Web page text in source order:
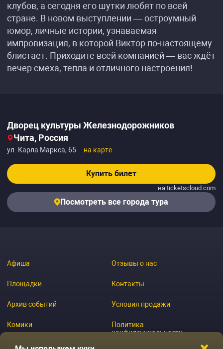
клубов, а сегодня его шутки любят по всей
стране. В новом выступлении — остроумный
юмор, личные истории, узнаваемая
импровизация, в которой Виктор по-настоящему
блистает. Приходите всей компанией — вас ждёт
вечер смеха, тепла и отличного настроения!
Дворец культуры Железнодорожников
Чита, Россия
ул. Карла Маркса, 65 на карте
Купить билет
на ticketscloud.com
Посмотреть все города тура
Афиша
Площадки
Архив событий
Комики
Журнал
Отзывы о нас
Контакты
Условия продажи
Политика
конфиденциальности